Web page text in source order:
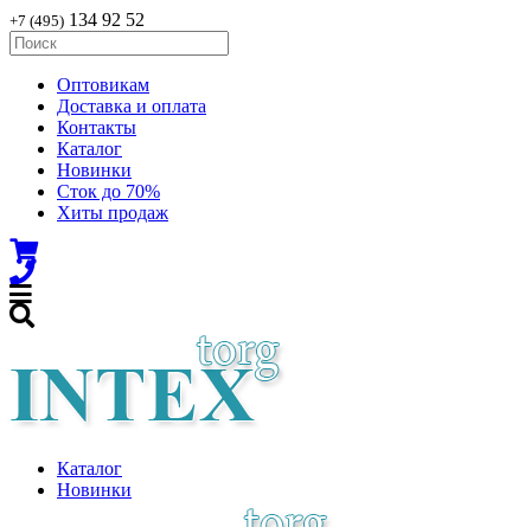
+7 (495) 134 92 52
Оптовикам
Доставка и оплата
Контакты
Каталог
Новинки
Сток до 70%
Хиты продаж
Каталог
Новинки